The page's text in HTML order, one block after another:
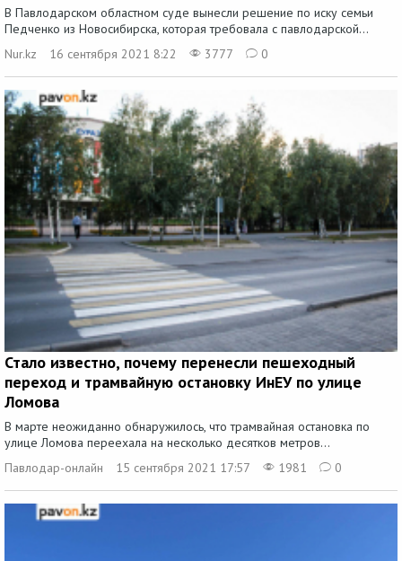
В Павлодарском областном суде вынесли решение по иску семьи
Педченко из Новосибирска, которая требовала с павлодарской...
Nur.kz
16 сентября 2021 8:22 3777 0
Стало известно, почему перенесли пешеходный
переход и трамвайную остановку ИнЕУ по улице
Ломова
В марте неожиданно обнаружилось, что трамвайная остановка по
улице Ломова переехала на несколько десятков метров...
Павлодар-онлайн
15 сентября 2021 17:57 1981 0